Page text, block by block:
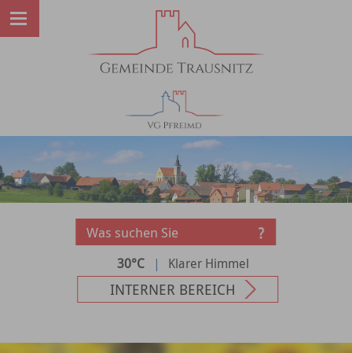
30°C | Klarer Himmel
INTERNER BEREICH